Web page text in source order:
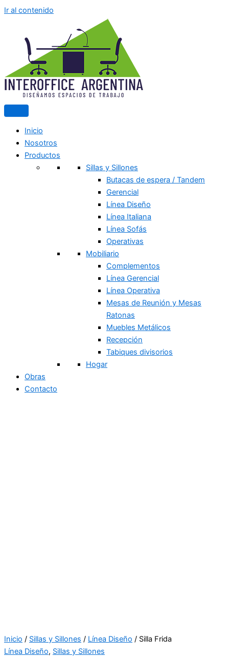
Ir al contenido
Inicio
Nosotros
Productos
Sillas y Sillones
Butacas de espera / Tandem
Gerencial
Línea Diseño
Línea Italiana
Línea Sofás
Operativas
Mobiliario
Complementos
Línea Gerencial
Línea Operativa
Mesas de Reunión y Mesas
Ratonas
Muebles Metálicos
Recepción
Tabiques divisorios
Hogar
Obras
Contacto
Inicio / Sillas y Sillones / Línea Diseño / Silla Frida
Línea Diseño, Sillas y Sillones